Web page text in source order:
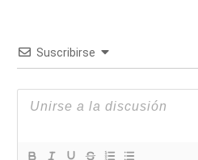
Suscribirse